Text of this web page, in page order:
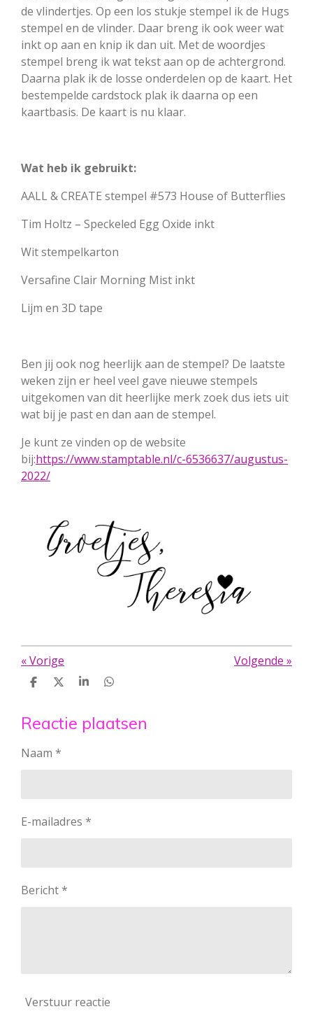
de vlindertjes. Op een los stukje stempel ik de Hugs
stempel en de vlinder. Daar breng ik ook weer wat
inkt op aan en knip ik dan uit. Met de woordjes
stempel breng ik wat tekst aan op de achtergrond.
Daarna plak ik de losse onderdelen op de kaart. Het
bestempelde cardstock plak ik daarna op een
kaartbasis. De kaart is nu klaar.
Wat heb ik gebruikt:
AALL & CREATE stempel #573 House of Butterflies
Tim Holtz – Speckeled Egg Oxide inkt
Wit stempelkarton
Versafine Clair Morning Mist inkt
Lijm en 3D tape
Ben jij ook nog heerlijk aan de stempel? De laatste
weken zijn er heel veel gave nieuwe stempels
uitgekomen van dit heerlijke merk zoek dus iets uit
wat bij je past en dan aan de stempel.
Je kunt ze vinden op de website
bij:https://www.stamptable.nl/c-6536637/augustus-
2022/
«Vorige Volgende »
D
e
n
D
l
S
r
e
D
e
n
Reactie plaatsen
Naam *
E-mailadres *
Bericht *
Verstuur reactie